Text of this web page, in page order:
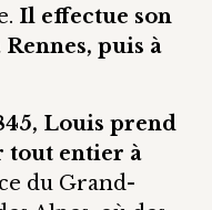
Il effectue son
puis à
Louis prend
tout entier à
du Grand-